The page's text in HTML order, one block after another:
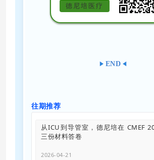
德尼培医疗
END
往期推荐
从ICU到导管室，德尼培在 CMEF
三份材料答卷
2026-04-21